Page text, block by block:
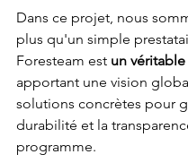
Dans ce projet, nous
plus qu'un simple
Foresteam est un
apportant une vision
solutions concrètes pour
durabilité et la
programme.